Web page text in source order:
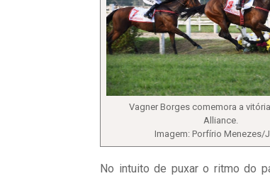
Vagner Borges comemora a
Alliance.
Imagem: Porfírio Menezes/
No intuito de puxar o ritmo do